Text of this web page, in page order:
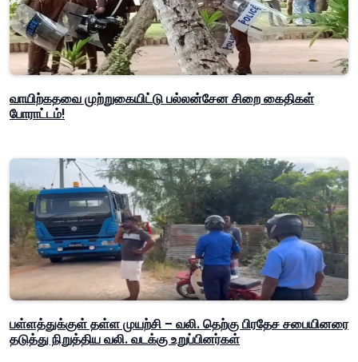
வாயிற்கதவை முற்றுகையிட்டு பல்லன்சேன சிறை கைதிகள்
போராட்டம்!
பள்ளத்துக்குள் தள்ள முயற்சி – வலி. தெற்கு பிரதேச சபையினரை
தடுத்து நிறுத்திய வலி. வடக்கு உறுப்பினர்கள்